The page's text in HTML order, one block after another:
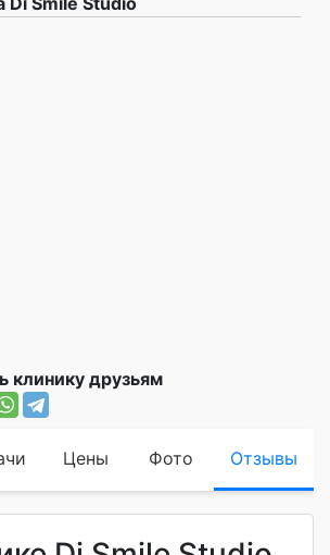
клинику друзьям
Цены Фото Отзывы